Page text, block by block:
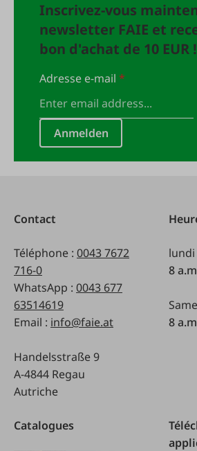
Inscrivez-vous
newsletter FAIE et
bon d'achat de 10 EUR !
Adresse e-mail*
Anmelden
Contact
Téléphone : 0043 7672
716-0
WhatsApp : 0043 677
63514619
Email : info@faie.at
Handelsstraße 9
A-4844 Regau
Autriche
lundi
8
8
Catalogues